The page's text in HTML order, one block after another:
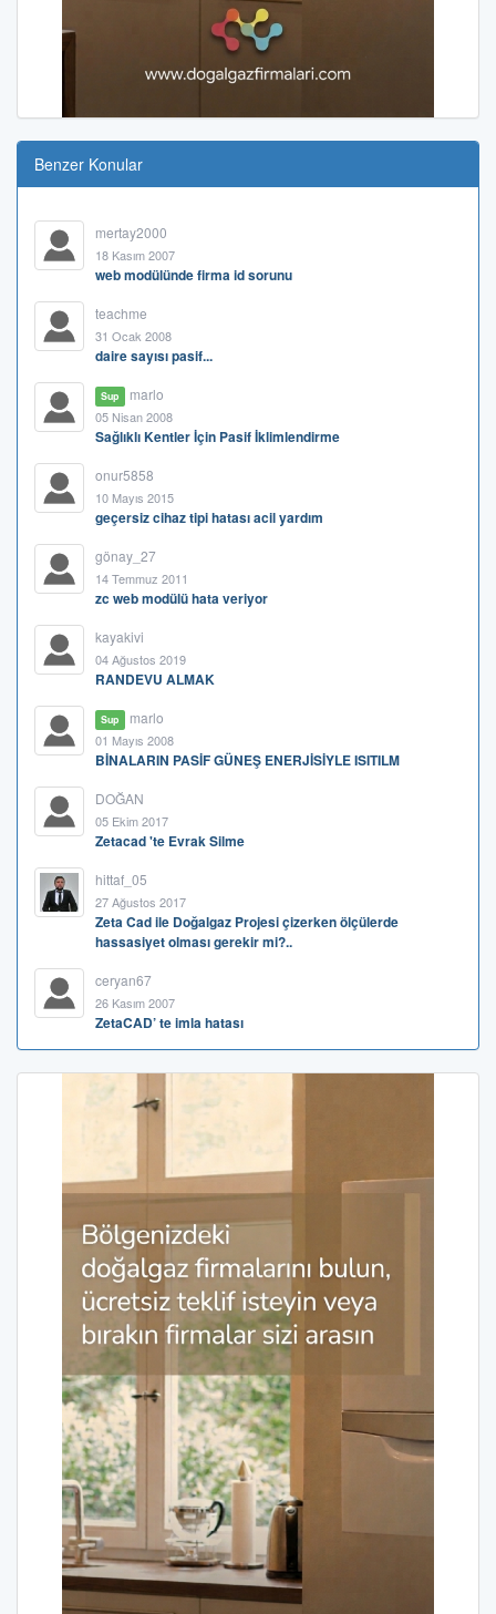
Benzer Konular
mertay2000
18 Kasım 2007
web modülünde firma id sorunu
teachme
31 Ocak 2008
daire sayısı pasif...
Sup marlo
05 Nisan 2008
Sağlıklı Kentler İçin Pasif İklimlendirme
onur5858
10 Mayıs 2015
geçersiz cihaz tipi hatası acil yardım
gönay_27
14 Temmuz 2011
zc web modülü hata veriyor
kayakivi
04 Ağustos 2019
RANDEVU ALMAK
Sup marlo
01 Mayıs 2008
BİNALARIN PASİF GÜNEŞ ENERJİSİYLE ISITILM
DOĞAN
05 Ekim 2017
Zetacad 'te Evrak Silme
hittaf_05
27 Ağustos 2017
Zeta Cad ile Doğalgaz Projesi çizerken ölçülerde
hassasiyet olması gerekir mi?..
ceryan67
26 Kasım 2007
ZetaCAD’ te imla hatası